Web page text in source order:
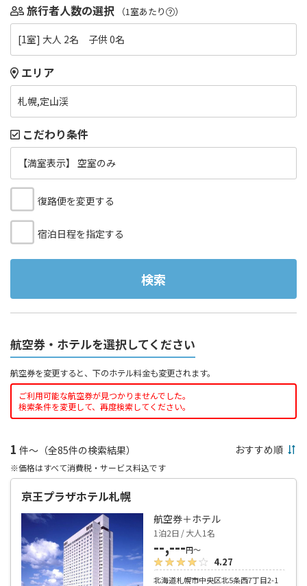
旅行者人数の選択 （1室あたり ）
[1室] 大人 2名 子供 0名
エリア
札幌,定山渓
こだわり条件
【満室表示】 空室のみ
復路便を変更する
宿泊日程を指定する
検索
航空券・ホテルを選択してください
航空券を変更すると、下のホテル料金も変更されます。
ご利用可能な航空券が見つかりませんでした。
検索条件を変更して、再度検索してください。
1 件～（全85件の検索結果）
※価格はすべて消費税・サービス料込です
京王プラザホテル札幌
航空券＋ホテル
1泊2日 / 大人1名
--,---円～
4.27
北海道札幌市中央区北5条西7丁目2-1